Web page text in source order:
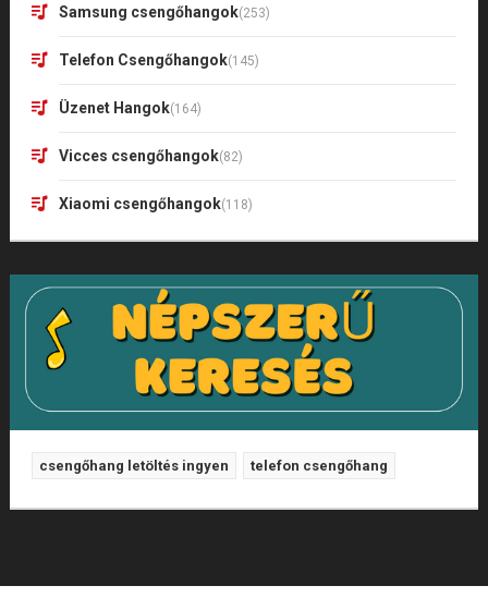
Samsung csengőhangok(253)
Telefon Csengőhangok(145)
Üzenet Hangok(164)
Vicces csengőhangok(82)
Xiaomi csengőhangok(118)
csengőhang letöltés ingyen telefon csengőhang